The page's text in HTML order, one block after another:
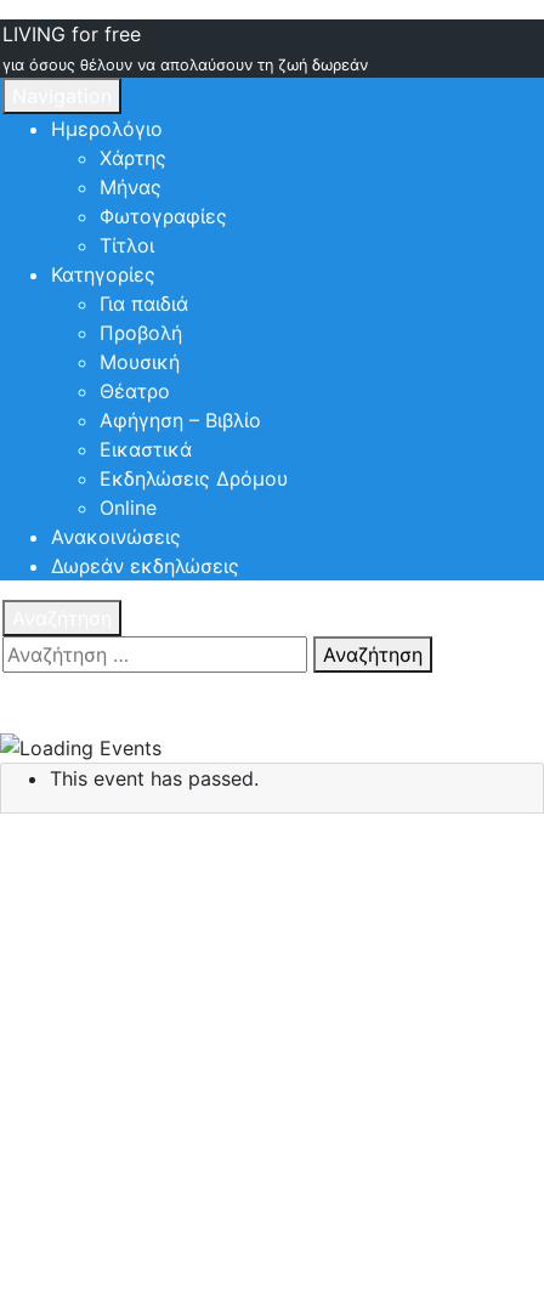
LIVING for free
για όσους θέλουν να απολαύσουν τη ζωή δωρεάν
Ημερολόγιο
Χάρτης
Μήνας
Φωτογραφίες
Τίτλοι
Κατηγορίες
Για παιδιά
Προβολή
Μουσική
Θέατρο
Αφήγηση – Βιβλίο
Εικαστικά
Εκδηλώσεις Δρόμου
Online
Ανακοινώσεις
Δωρεάν εκδηλώσεις
Αναζήτηση
This event has passed.